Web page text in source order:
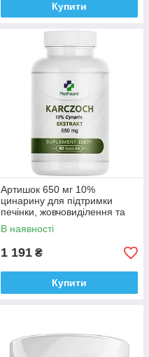
Купити
Артишок 650 мг 10%
цинарину для підтримки
печінки, жовчовиділення та
травлення Medfuture
Artichoke 650 mg, 60 кап.
Доставка з ЄС
В наявності
1 191 ₴
Купити